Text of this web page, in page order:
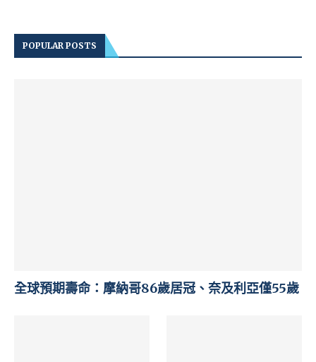
POPULAR POSTS
全球預期壽命：摩納哥86歲居冠、奈及利亞僅55歲